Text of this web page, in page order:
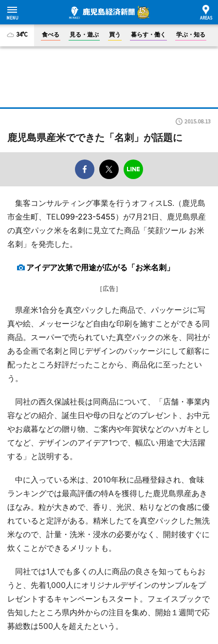
34°C 食べる 見る・遊ぶ 買う 暮らす・働く 学ぶ・知る
2015.08.13
鹿児島県産米でできた「名刺」が話題に
集客コンサルティング事業を行うオフィスLS.（鹿児島
市金生町、TEL099-223-5455）が7月21日、鹿児島県産
の真空パック米を名刺に見立てた商品「笑顔ツール お米
名刺」を発売した。
アイデア次第で用途が広がる「お米名刺」
［広告］
県産米1合分を真空パックした商品で、パッケージに写
真や絵、メッセージなど自由な印刷を施すことができる同
商品。スーパーで売られていた真空パックの米を、同社が
ある企画で名刺と同じデザインのパッケージにして顧客に
配ったところ好評だったことから、商品化に至ったとい
う。
同社の西久保誠社長は同商品について、「店舗・事業内
容などの紹介、誕生日や母の日などのプレゼント、お中元
やお歳暮などの贈り物、ご案内や年賀状などのハガキとし
てなど、デザインのアイデア1つで、幅広い用途で大活躍
する」と説明する。
中に入っている米は、2010年秋に品種登録され、食味
ランキングでは最高評価の特Aを獲得した鹿児島県産あき
ほなみ。粒が大きめで、香り、光沢、粘りなどの食感に優
れていると定評がある。精米したてを真空パックした無洗
米なので、計量・洗米・浸水の必要がなく、開封後すぐに
炊くことができるメリットも。
同社では1人でも多くの人に商品の良さを知ってもらお
うと、先着1,000人にオリジナルデザインのサンプルをプ
レゼントするキャンペーンもスタート。フェイスブックで
告知したところ県内外からの注目を集め、開始１週間で応
募総数は500人を超えたという。